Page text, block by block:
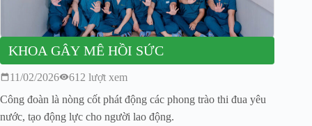
KHOA GÂY MÊ HỒI SỨC
11/02/2026
612 lượt xem
Công đoàn là nòng cốt phát động các phong trào thi đua yêu
nước, tạo động lực cho người lao động.